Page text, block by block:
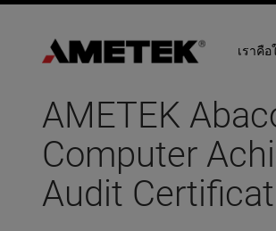
เราคือ
AMETEK
Computer
Audit